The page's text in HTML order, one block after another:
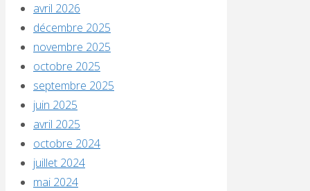
avril 2026
décembre 2025
novembre 2025
octobre 2025
septembre 2025
juin 2025
avril 2025
octobre 2024
juillet 2024
mai 2024